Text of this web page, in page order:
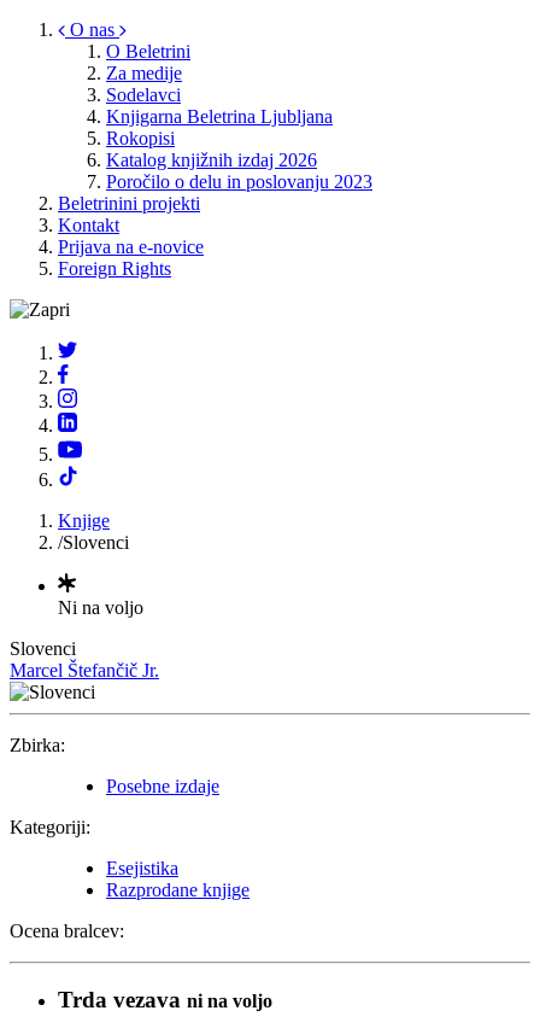
O nas
O Beletrini
Za medije
Sodelavci
Knjigarna Beletrina Ljubljana
Rokopisi
Katalog knjižnih izdaj 2026
Poročilo o delu in poslovanju 2023
Beletrinini projekti
Kontakt
Prijava na e-novice
Foreign Rights
Knjige
/Slovenci
Ni na voljo
Slovenci
Marcel Štefančič Jr.
Zbirka:
Posebne izdaje
Kategoriji:
Esejistika
Razprodane knjige
Ocena bralcev:
Trda vezava ni na voljo